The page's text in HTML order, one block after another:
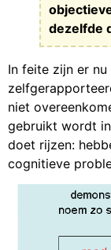
dezelfde
In feite zijn er
niet
gebruikt wordt
doet rijzen:
cognitieve